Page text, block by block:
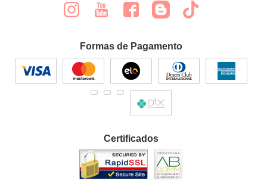
Formas de Pagamento
Certificados